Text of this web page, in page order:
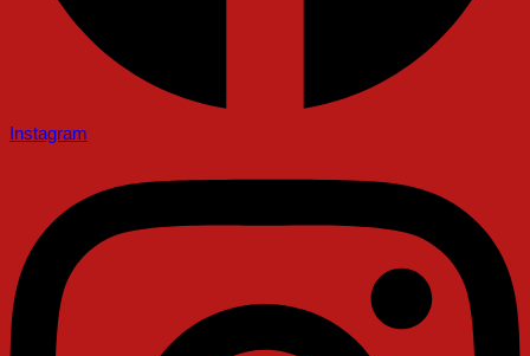
Instagram